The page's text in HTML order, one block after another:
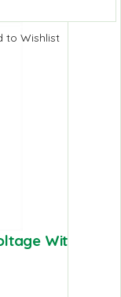
to Wishlist
Wit